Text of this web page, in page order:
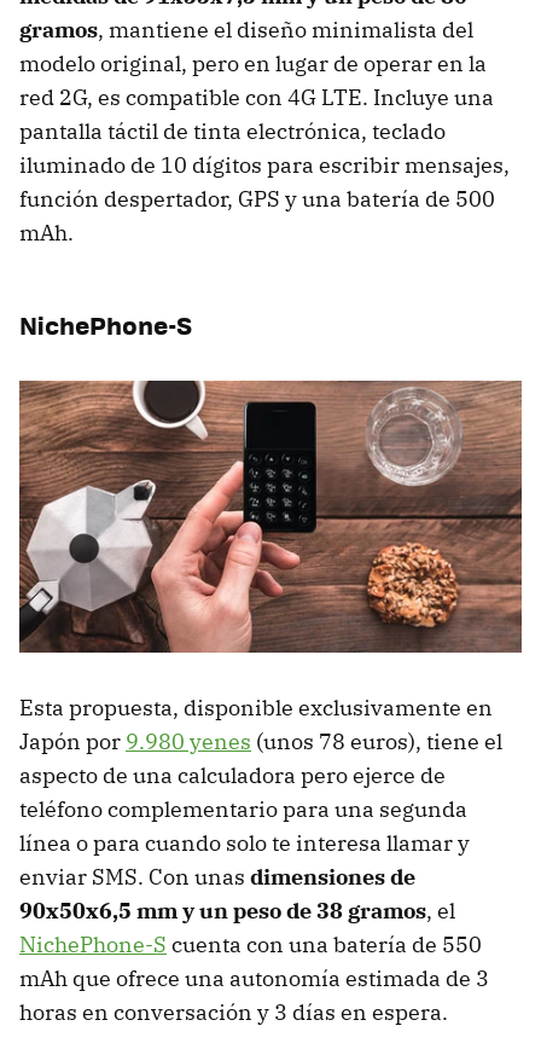
gramos, mantiene el diseño minimalista del
modelo original, pero en lugar de operar en la
red 2G, es compatible con 4G LTE. Incluye una
pantalla táctil de tinta electrónica, teclado
iluminado de 10 dígitos para escribir mensajes,
función despertador, GPS y una batería de 500
mAh.
NichePhone-S
Esta propuesta, disponible exclusivamente en
Japón por 9.980 yenes (unos 78 euros), tiene el
aspecto de una calculadora pero ejerce de
teléfono complementario para una segunda
línea o para cuando solo te interesa llamar y
enviar SMS. Con unas dimensiones de
90x50x6,5 mm y un peso de 38 gramos, el
NichePhone-S cuenta con una batería de 550
mAh que ofrece una autonomía estimada de 3
horas en conversación y 3 días en espera.